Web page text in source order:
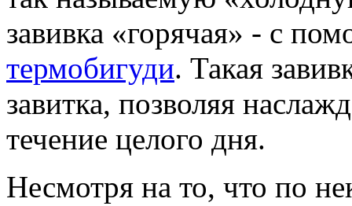
завивка «горячая» - с
термобигуди. Такая
завитка, позволяя
течение целого дня.
Несмотря на то, что по